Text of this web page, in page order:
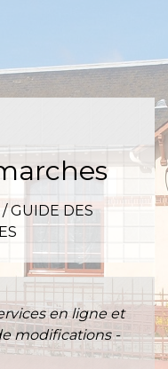
/GUIDE DES
en ligne et
modifications -